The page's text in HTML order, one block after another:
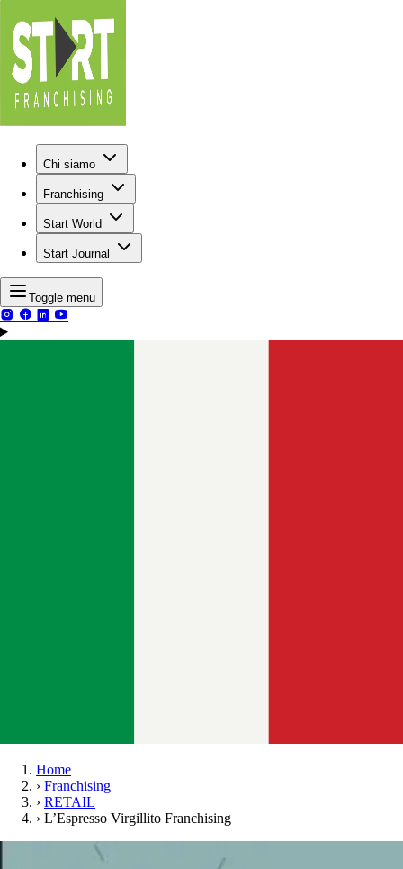
Chi siamo
Franchising
Start World
Start Journal
Toggle menu
Home
› Franchising
› RETAIL
› L’Espresso Virgillito Franchising